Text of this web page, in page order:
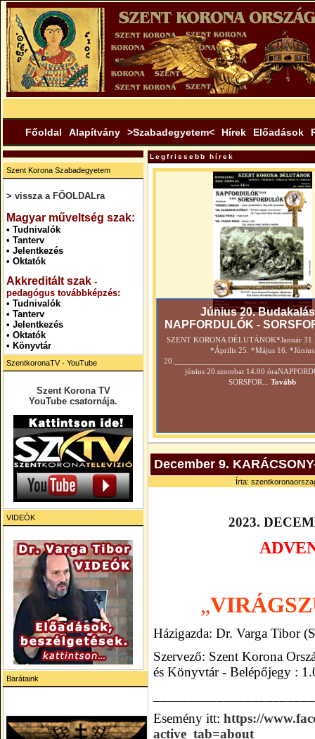
Főoldal Alapítvány >Szabadegyetem< Hírek Előadások
Szent Korona Szabadegyetem
> vissza a FŐOLDALra
Magyar műveltség szak:
• Tudnivalók
• Tanterv
• Jelentkezés
• Oktatók
Akkreditált szak -
pedagógus továbbképzés:
• Tudnivalók
• Tanterv
• Jelentkezés
• Oktatók
• Könyvtár
SzentkoronaTV - YouTube
Szent Korona TV
YouTube csatornája.
VIDEÓK
Barátaink
Legfrissebb hírek
Június 20.
NAPFORDULÓK -
SZENT KORONA DÉLUTÁNOK*Január
*Április 25. *Május 16. *Június
június 20.szombat 14.00
SORSFOR...
Tovább
December 9.
Írta:
2023. DECEM
„
Házigazda: Dr. Varga Tibor
Szervező: Szent Korona
és Könyvtár - Belépőjegy :
Esemény itt: https://
active_tab=about